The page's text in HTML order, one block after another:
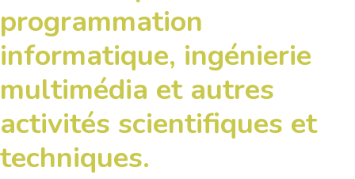
programmation
informatique, ingénierie
multimédia et autres
activités scientifiques et
techniques.